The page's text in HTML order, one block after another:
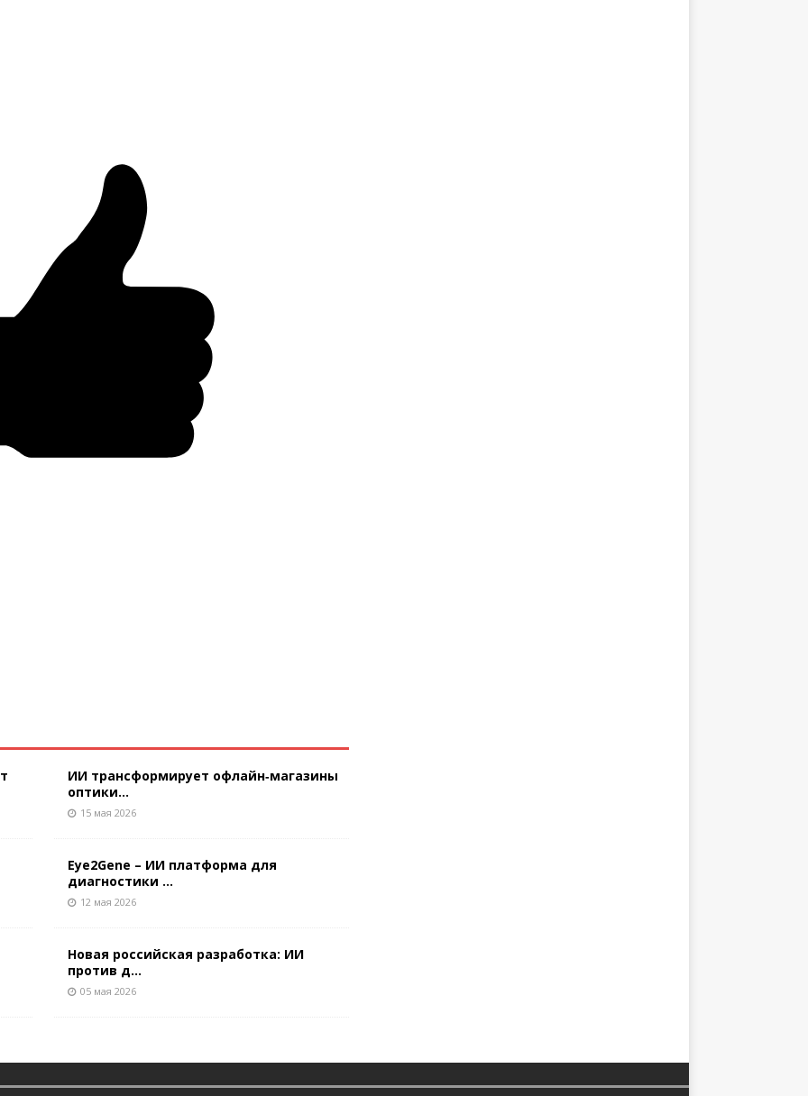
ИИ трансформирует офлайн‑магазины
оптики...
15 мая 2026
Eye2Gene – ИИ платформа для
диагностики ...
12 мая 2026
Новая российская разработка: ИИ
против д...
05 мая 2026